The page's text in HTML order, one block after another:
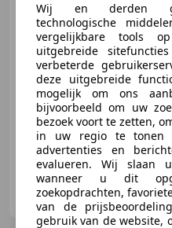
09/2017 114.153 km
Autobedrijf van Herick B.V.
NL-3771 MT BARNEVELD
Wij en derden
technologische
vergelijkbare tools
uitgebreide
verbeterde
deze uitgebreide
mogelijk om ons
bijvoorbeeld om uw
bezoek voort te zetten,
in uw regio te tonen
advertenties en
evalueren. Wij slaan
wanneer u dit
zoekopdrachten,
van de
gebruik van de website,